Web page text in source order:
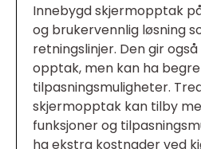
Innebygd skjermopptak
og brukervennlig løsning
retningslinjer. Den gir
opptak, men kan ha
tilpasningsmuligheter.
skjermopptak kan tilby
funksjoner og
ha ekstra kostnader ved